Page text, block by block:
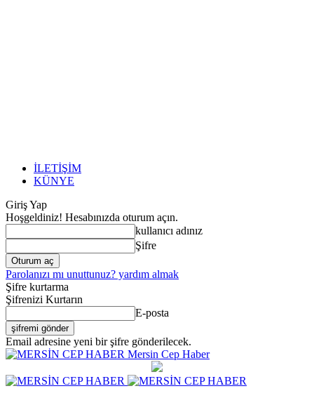
İLETİŞİM
KÜNYE
Giriş Yap
Hoşgeldiniz! Hesabınızda oturum açın.
kullanıcı adınız
Şifre
Parolanızı mı unuttunuz? yardım almak
Şifre kurtarma
Şifrenizi Kurtarın
E-posta
Email adresine yeni bir şifre gönderilecek.
Mersin Cep Haber